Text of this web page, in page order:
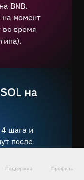
BNB.
на момент
во время
на
4 шага и
после
пару
Поддержка Профиль